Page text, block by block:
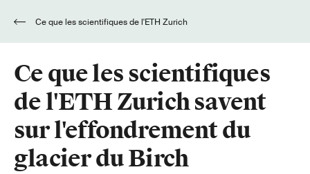
Ce que les scientifiques
de l'ETH Zurich savent
sur l'effondrement du
glacier du Birch